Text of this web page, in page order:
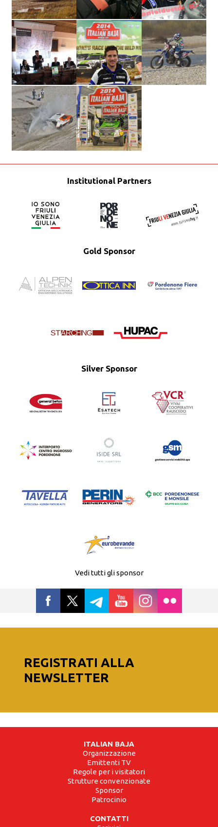
Institutional Partners
Gold Sponsor
Silver Sponsor
Vedi tutti gli sponsor
REGISTRATI ALLA
NEWSLETTER
ITALIAN BAJA
Organizzazione
Emittenti TV
Regole per i visitatori
Strutture convenzionate
Sponsor
Patrocinio
CONTATTI